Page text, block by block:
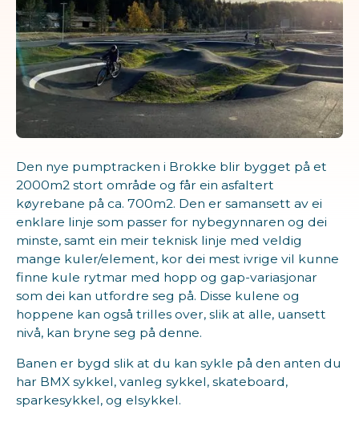
Den nye pumptracken i Brokke blir bygget på et
2000m2 stort område og får ein asfaltert
køyrebane på ca. 700m2. Den er samansett av ei
enklare linje som passer for nybegynnaren og dei
minste, samt ein meir teknisk linje med veldig
mange kuler/element, kor dei mest ivrige vil kunne
finne kule rytmar med hopp og gap-variasjonar
som dei kan utfordre seg på. Disse kulene og
hoppene kan også trilles over, slik at alle, uansett
nivå, kan bryne seg på denne.
Banen er bygd slik at du kan sykle på den anten du
har BMX sykkel, vanleg sykkel, skateboard,
sparkesykkel, og elsykkel.